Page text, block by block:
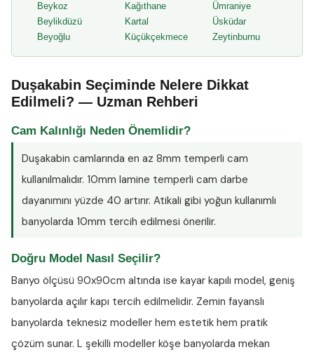
Beykoz
Beylikdüzü
Beyoğlu
Kağıthane
Kartal
Küçükçekmece
Ümraniye
Üsküdar
Zeytinburnu
Duşakabin Seçiminde Nelere Dikkat
Edilmeli? — Uzman Rehberi
Cam Kalınlığı Neden Önemlidir?
Duşakabin camlarında en az 8mm temperli cam
kullanılmalıdır. 10mm lamine temperli cam darbe
dayanımını yüzde 40 artırır. Atikali gibi yoğun kullanımlı
banyolarda 10mm tercih edilmesi önerilir.
Doğru Model Nasıl Seçilir?
Banyo ölçüsü 90x90cm altında ise kayar kapılı model, geniş
banyolarda açılır kapı tercih edilmelidir. Zemin fayanslı
banyolarda teknesiz modeller hem estetik hem pratik
çözüm sunar. L şekilli modeller köşe banyolarda mekan